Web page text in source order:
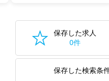
保存した求人
0件
保存した検索条